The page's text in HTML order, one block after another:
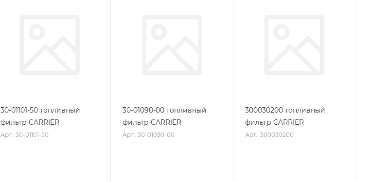
30-01101-50 топливный
фильтр CARRIER
Арт.: 30-01101-50
30-01090-00 топливный
фильтр CARRIER
Арт.: 30-01090-00
300030200 топливный
фильтр CARRIER
Арт.: 300030200